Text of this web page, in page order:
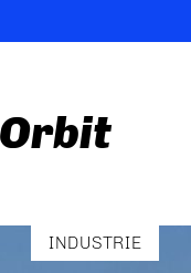
INDUSTRIE